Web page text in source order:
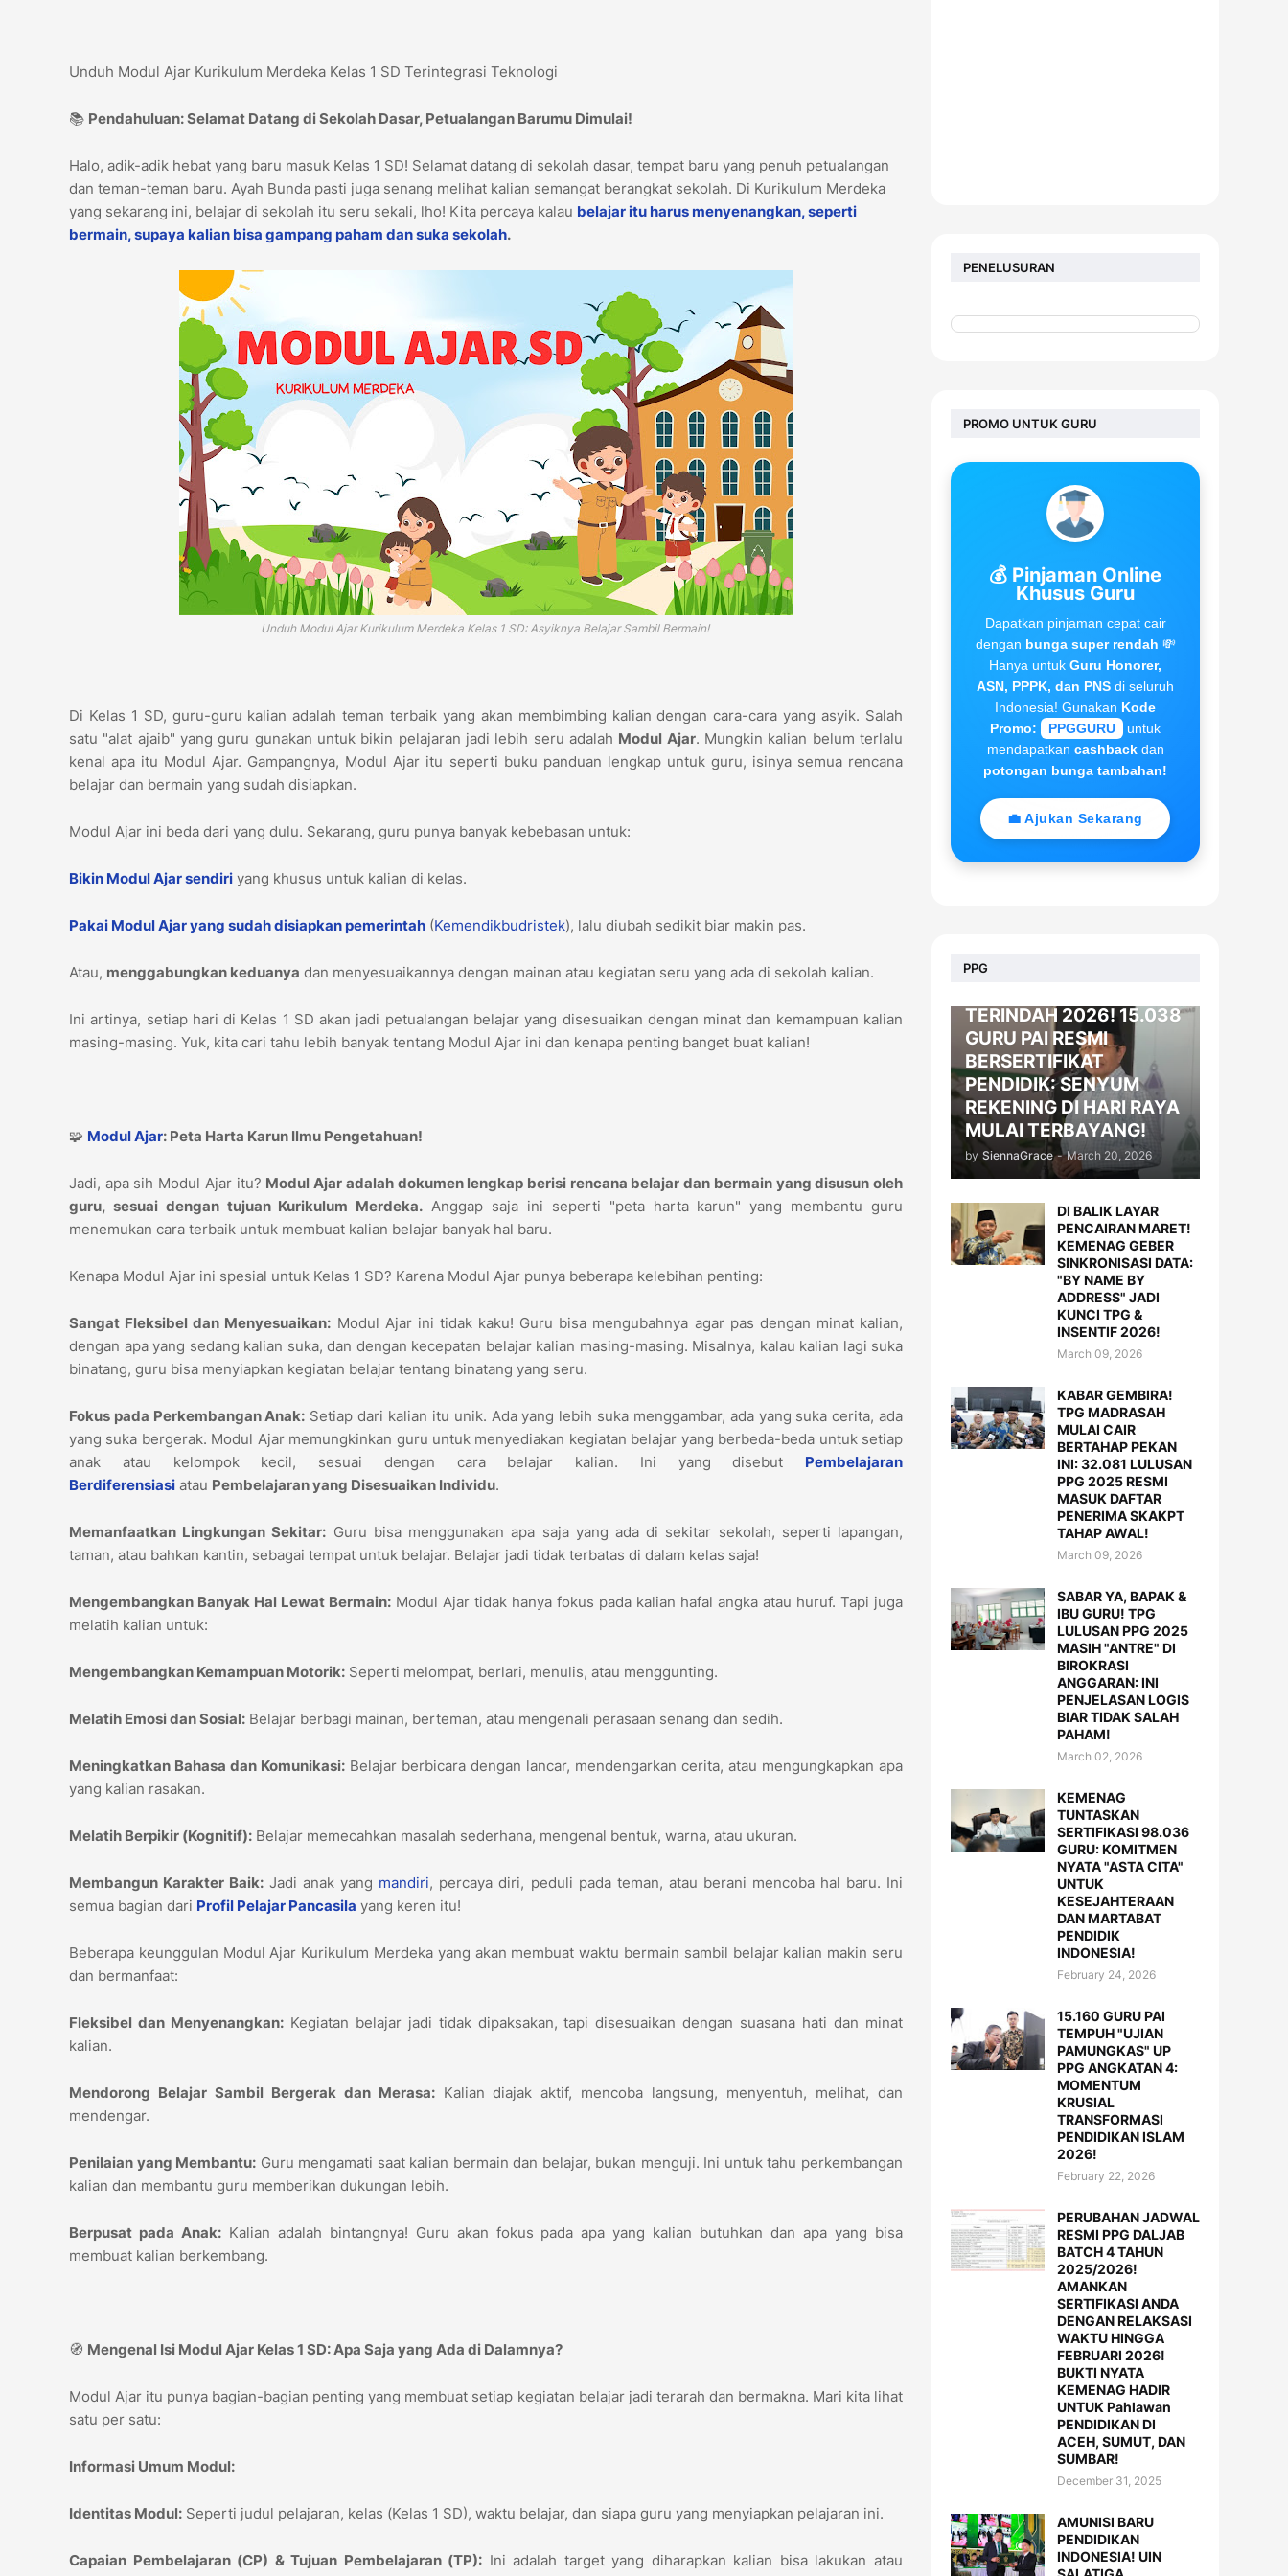
Unduh Modul Ajar Kurikulum Merdeka Kelas 1 SD Terintegrasi Teknologi
📚 Pendahuluan: Selamat Datang di Sekolah Dasar, Petualangan Barumu Dimulai!
Halo, adik-adik hebat yang baru masuk Kelas 1 SD! Selamat datang di sekolah dasar, tempat baru yang penuh petualangan
dan teman-teman baru. Ayah Bunda pasti juga senang melihat kalian semangat berangkat sekolah. Di Kurikulum Merdeka
yang sekarang ini, belajar di sekolah itu seru sekali, lho! Kita percaya kalau belajar itu harus menyenangkan, seperti
bermain, supaya kalian bisa gampang paham dan suka sekolah.
Unduh Modul Ajar Kurikulum Merdeka Kelas 1 SD: Asyiknya Belajar Sambil Bermain!
Di Kelas 1 SD, guru-guru kalian adalah teman terbaik yang akan membimbing kalian dengan cara-cara yang asyik. Salah
satu "alat ajaib" yang guru gunakan untuk bikin pelajaran jadi lebih seru adalah Modul Ajar. Mungkin kalian belum terlalu
kenal apa itu Modul Ajar. Gampangnya, Modul Ajar itu seperti buku panduan lengkap untuk guru, isinya semua rencana
belajar dan bermain yang sudah disiapkan.
Modul Ajar ini beda dari yang dulu. Sekarang, guru punya banyak kebebasan untuk:
Bikin Modul Ajar sendiri yang khusus untuk kalian di kelas.
Pakai Modul Ajar yang sudah disiapkan pemerintah (Kemendikbudristek), lalu diubah sedikit biar makin pas.
Atau, menggabungkan keduanya dan menyesuaikannya dengan mainan atau kegiatan seru yang ada di sekolah kalian.
Ini artinya, setiap hari di Kelas 1 SD akan jadi petualangan belajar yang disesuaikan dengan minat dan kemampuan kalian
masing-masing. Yuk, kita cari tahu lebih banyak tentang Modul Ajar ini dan kenapa penting banget buat kalian!
🧩 Modul Ajar: Peta Harta Karun Ilmu Pengetahuan!
Jadi, apa sih Modul Ajar itu? Modul Ajar adalah dokumen lengkap berisi rencana belajar dan bermain yang disusun oleh
guru, sesuai dengan tujuan Kurikulum Merdeka. Anggap saja ini seperti "peta harta karun" yang membantu guru
menemukan cara terbaik untuk membuat kalian belajar banyak hal baru.
Kenapa Modul Ajar ini spesial untuk Kelas 1 SD? Karena Modul Ajar punya beberapa kelebihan penting:
Sangat Fleksibel dan Menyesuaikan: Modul Ajar ini tidak kaku! Guru bisa mengubahnya agar pas dengan minat kalian,
dengan apa yang sedang kalian suka, dan dengan kecepatan belajar kalian masing-masing. Misalnya, kalau kalian lagi suka
binatang, guru bisa menyiapkan kegiatan belajar tentang binatang yang seru.
Fokus pada Perkembangan Anak: Setiap dari kalian itu unik. Ada yang lebih suka menggambar, ada yang suka cerita, ada
yang suka bergerak. Modul Ajar memungkinkan guru untuk menyediakan kegiatan belajar yang berbeda-beda untuk setiap
anak atau kelompok kecil, sesuai dengan cara belajar kalian. Ini yang disebut Pembelajaran
Berdiferensiasi atau Pembelajaran yang Disesuaikan Individu.
Memanfaatkan Lingkungan Sekitar: Guru bisa menggunakan apa saja yang ada di sekitar sekolah, seperti lapangan,
taman, atau bahkan kantin, sebagai tempat untuk belajar. Belajar jadi tidak terbatas di dalam kelas saja!
Mengembangkan Banyak Hal Lewat Bermain: Modul Ajar tidak hanya fokus pada kalian hafal angka atau huruf. Tapi juga
melatih kalian untuk:
Mengembangkan Kemampuan Motorik: Seperti melompat, berlari, menulis, atau menggunting.
Melatih Emosi dan Sosial: Belajar berbagi mainan, berteman, atau mengenali perasaan senang dan sedih.
Meningkatkan Bahasa dan Komunikasi: Belajar berbicara dengan lancar, mendengarkan cerita, atau mengungkapkan apa
yang kalian rasakan.
Melatih Berpikir (Kognitif): Belajar memecahkan masalah sederhana, mengenal bentuk, warna, atau ukuran.
Membangun Karakter Baik: Jadi anak yang mandiri, percaya diri, peduli pada teman, atau berani mencoba hal baru. Ini
semua bagian dari Profil Pelajar Pancasila yang keren itu!
Beberapa keunggulan Modul Ajar Kurikulum Merdeka yang akan membuat waktu bermain sambil belajar kalian makin seru
dan bermanfaat:
Fleksibel dan Menyenangkan:Kegiatan belajar jadi tidak dipaksakan, tapi disesuaikan dengan suasana hati dan minat
kalian.
Mendorong Belajar Sambil Bergerak dan Merasa:Kalian diajak aktif, mencoba langsung, menyentuh, melihat, dan
mendengar.
Penilaian yang Membantu: Guru mengamati saat kalian bermain dan belajar, bukan menguji. Ini untuk tahu perkembangan
kalian dan membantu guru memberikan dukungan lebih.
Berpusat pada Anak:Kalian adalah bintangnya! Guru akan fokus pada apa yang kalian butuhkan dan apa yang bisa
membuat kalian berkembang.
🧭 Mengenal Isi Modul Ajar Kelas 1 SD: Apa Saja yang Ada di Dalamnya?
Modul Ajar itu punya bagian-bagian penting yang membuat setiap kegiatan belajar jadi terarah dan bermakna. Mari kita lihat
satu per satu:
Informasi Umum Modul:
Identitas Modul: Seperti judul pelajaran, kelas (Kelas 1 SD), waktu belajar, dan siapa guru yang menyiapkan pelajaran ini.
Capaian Pembelajaran (CP) & Tujuan Pembelajaran (TP): Ini adalah target yang diharapkan kalian bisa lakukan atau
PENELUSURAN
PROMO UNTUK GURU
💰 Pinjaman Online
Khusus Guru
Dapatkan pinjaman cepat cair
dengan bunga super rendah 💸
Hanya untuk Guru Honorer,
ASN, PPPK, dan PNS di seluruh
Indonesia! Gunakan Kode
Promo:
PPGGURU
untuk
mendapatkan cashbackdan
potongan bunga tambahan!
💼 Ajukan Sekarang
PPG
BERITA
TERINDAH 2026! 15.038
GURU PAI RESMI
BERSERTIFIKAT
PENDIDIK: SENYUM
REKENING DI HARI RAYA
MULAI TERBAYANG!
by SiennaGrace - March 20, 2026
DI BALIK LAYAR
PENCAIRAN MARET!
KEMENAG GEBER
SINKRONISASI DATA:
"BY NAME BY
ADDRESS" JADI
KUNCI TPG &
INSENTIF 2026!
March 09, 2026
KABAR GEMBIRA!
TPG MADRASAH
MULAI CAIR
BERTAHAP PEKAN
INI: 32.081 LULUSAN
PPG 2025 RESMI
MASUK DAFTAR
PENERIMA SKAKPT
TAHAP AWAL!
March 09, 2026
SABAR YA, BAPAK &
IBU GURU! TPG
LULUSAN PPG 2025
MASIH "ANTRE" DI
BIROKRASI
ANGGARAN: INI
PENJELASAN LOGIS
BIAR TIDAK SALAH
PAHAM!
March 02, 2026
KEMENAG
TUNTASKAN
SERTIFIKASI 98.036
GURU: KOMITMEN
NYATA "ASTA CITA"
UNTUK
KESEJAHTERAAN
DAN MARTABAT
PENDIDIK
INDONESIA!
February 24, 2026
15.160 GURU PAI
TEMPUH "UJIAN
PAMUNGKAS" UP
PPG ANGKATAN 4:
MOMENTUM
KRUSIAL
TRANSFORMASI
PENDIDIKAN ISLAM
2026!
February 22, 2026
PERUBAHAN JADWAL
RESMI PPG DALJAB
BATCH 4 TAHUN
2025/2026!
AMANKAN
SERTIFIKASI ANDA
DENGAN RELAKSASI
WAKTU HINGGA
FEBRUARI 2026!
BUKTI NYATA
KEMENAG HADIR
UNTUK Pahlawan
PENDIDIKAN DI
ACEH, SUMUT, DAN
SUMBAR!
December 31, 2025
AMUNISI BARU
PENDIDIKAN
INDONESIA! UIN